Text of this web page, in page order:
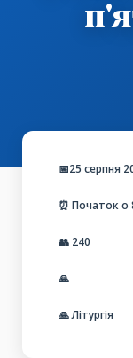
📅25 серпня
⏰ Початок о
👥 240
🙏
🙏 Літургія